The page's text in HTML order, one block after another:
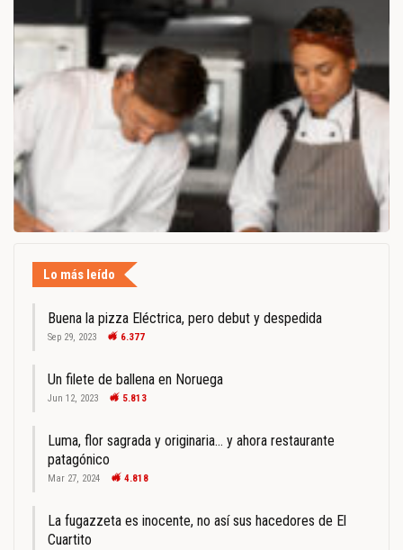
Lo más leído
Buena la pizza Eléctrica, pero debut y despedida
Sep 29, 2023 6.377
Un filete de ballena en Noruega
Jun 12, 2023 5.813
Luma, flor sagrada y originaria… y ahora restaurante
patagónico
Mar 27, 2024 4.818
La fugazzeta es inocente, no así sus hacedores de El
Cuartito